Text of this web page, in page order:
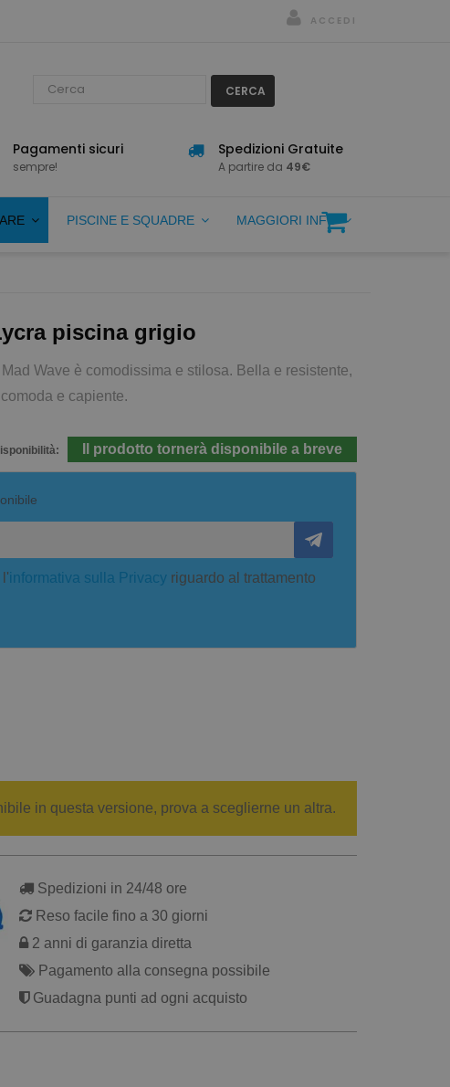
ACCEDI
CERCA
Pagamenti sicuri
sempre!
Spedizioni Gratuite
A partire da 49€
PISCINE E SQUADRE MAGGIORI INFO
piscina grigio
Wave è comodissima e stilosa. Bella e resistente,
e capiente.
Il prodotto tornerà disponibile a breve
l'informativa sulla Privacy riguardo al trattamento
in questa versione, prova a sceglierne un altra.
Spedizioni in 24/48 ore
Reso facile fino a 30 giorni
2 anni di garanzia diretta
Pagamento alla consegna possibile
Guadagna punti ad ogni acquisto